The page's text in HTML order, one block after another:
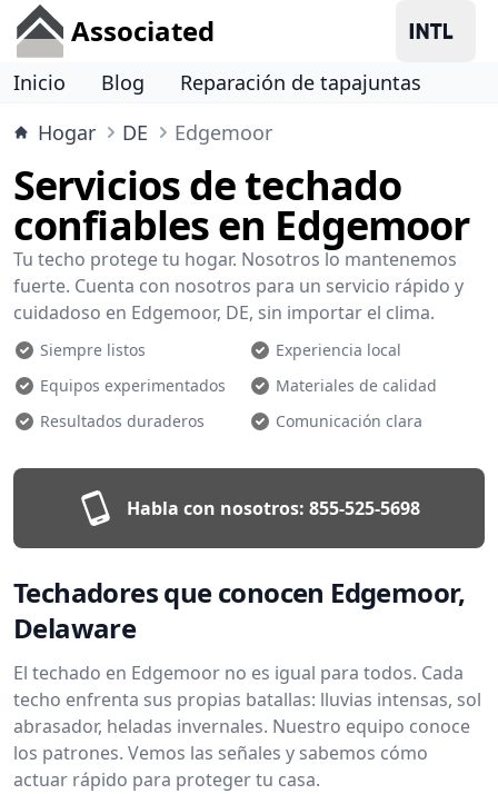
Associated
Inicio Blog
Reparación de tapajuntas
Hogar
DE Edgemoor
Servicios de techado
confiables en Edgemoor
Tu techo protege tu hogar. Nosotros lo mantenemos
fuerte. Cuenta con nosotros para un servicio rápido y
cuidadoso en Edgemoor, DE, sin importar el clima.
Siempre listos
Experiencia local
Equipos experimentados
Materiales de calidad
Resultados duraderos
Comunicación clara
Habla con nosotros: 855-525-5698
Techadores que conocen Edgemoor,
Delaware
El techado en Edgemoor no es igual para todos. Cada
techo enfrenta sus propias batallas: lluvias intensas, sol
abrasador, heladas invernales. Nuestro equipo conoce
los patrones. Vemos las señales y sabemos cómo
actuar rápido para proteger tu casa.